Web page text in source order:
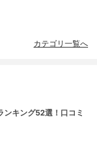
カテゴリ一覧へ
ンキング52選！口コミ